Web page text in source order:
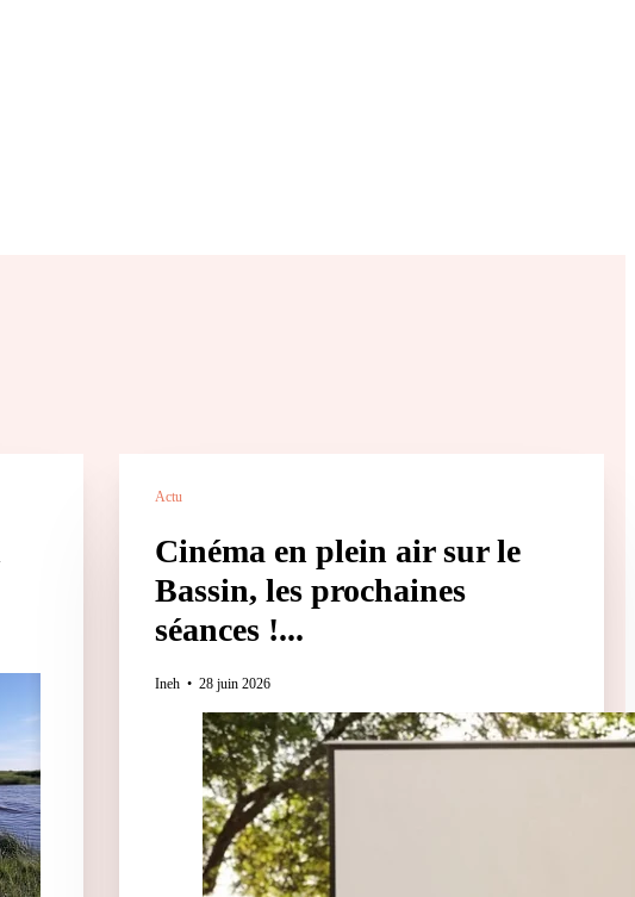
Actu
Cinéma en plein air sur le
Bassin, les prochaines
séances !...
Ineh 28 juin 2026